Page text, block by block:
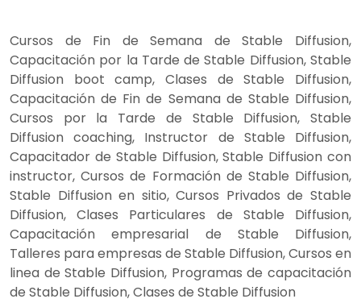
Cursos de Fin de Semana de Stable Diffusion,
Capacitación por la Tarde de Stable Diffusion, Stable
Diffusion boot camp, Clases de Stable Diffusion,
Capacitación de Fin de Semana de Stable Diffusion,
Cursos por la Tarde de Stable Diffusion, Stable
Diffusion coaching, Instructor de Stable Diffusion,
Capacitador de Stable Diffusion, Stable Diffusion con
instructor, Cursos de Formación de Stable Diffusion,
Stable Diffusion en sitio, Cursos Privados de Stable
Diffusion, Clases Particulares de Stable Diffusion,
Capacitación empresarial de Stable Diffusion,
Talleres para empresas de Stable Diffusion, Cursos en
linea de Stable Diffusion, Programas de capacitación
de Stable Diffusion, Clases de Stable Diffusion